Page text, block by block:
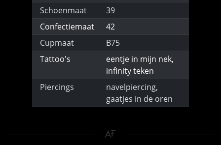
Schoenmaat
39
Confectiemaat
42
Cupmaat
B75
Tattoo's
eentje in mijn nek,
infinity teken
Piercings
navelpiercing,
gaatjes in de oren